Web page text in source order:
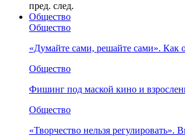
пред. след.
Общество
Общество
«Думайте сами, решайте сами».
Общество
Фишинг под маской кино и
Общество
«Творчество нельзя